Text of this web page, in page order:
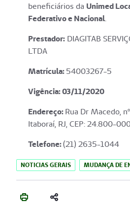
beneficiários da Unimed
Federativo e Nacional.
Prestador: DIAGITAB
LTDA
Matrícula:54003267-5
Vigência: 03/11/2020
Endereço:Rua Dr Macedo,
Itaboraí, RJ, CEP: 24.800-
Telefone:(21) 2635-1044
NOTICIAS GERAIS MUDANÇA DE